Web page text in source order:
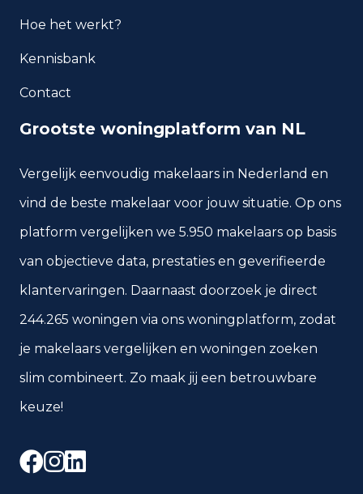
Hoe het werkt?
Kennisbank
Contact
Grootste woningplatform van NL
Vergelijk eenvoudig makelaars in Nederland en
vind de beste makelaar voor jouw situatie. Op ons
platform vergelijken we 5.950 makelaars op basis
van objectieve data, prestaties en geverifieerde
klantervaringen. Daarnaast doorzoek je direct
244.265 woningen via ons woningplatform, zodat
je makelaars vergelijken en woningen zoeken
slim combineert. Zo maak jij een betrouwbare
keuze!
Facebook
Instagram
LinkedIn